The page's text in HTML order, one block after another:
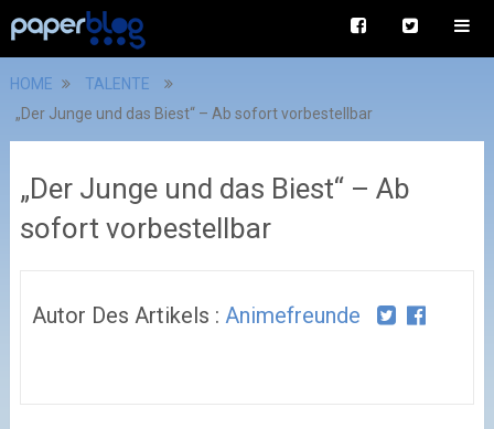
HOME
TALENTE
„Der Junge und das Biest“ – Ab sofort vorbestellbar
„Der Junge und das Biest“ – Ab
sofort vorbestellbar
Autor Des Artikels : Animefreunde